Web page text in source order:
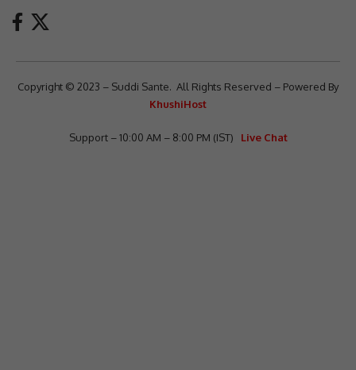
Copyright © 2023 – Suddi Sante. All Rights Reserved – Powered By
KhushiHost
Support – 10:00 AM – 8:00 PM (IST) Live Chat